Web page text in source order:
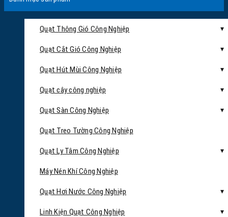
Quạt Thông Gió Công Nghiệp
Quạt Cắt Gió Công Nghiệp
Quạt Hút Mùi Công Nghiệp
Quạt cây công nghiệp
Quạt Sàn Công Nghiệp
Quạt Treo Tường Công Nghiệp
Quạt Ly Tâm Công Nghiệp
Máy Nén Khí Công Nghiệp
Quạt Hơi Nước Công Nghiệp
Linh Kiện Quạt Công Nghiệp